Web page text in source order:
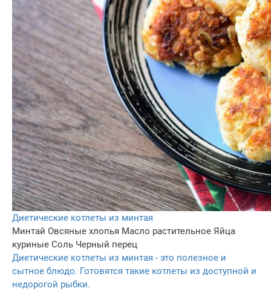
Диетические котлеты из минтая
Минтай Овсяные хлопья Масло растительное Яйца
куриные Соль Черный перец
Диетические котлеты из минтая - это полезное и
сытное блюдо. Готовятся такие котлеты из доступной и
недорогой рыбки.